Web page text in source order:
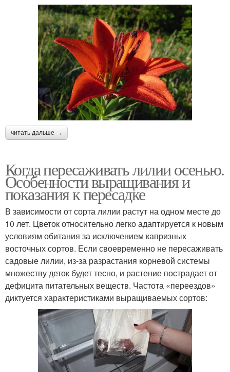
читать дальше →
Когда пересаживать лилии осенью.
Особенности выращивания и
показания к пересадке
В зависимости от сорта лилии растут на одном месте до
10 лет. Цветок относительно легко адаптируется к новым
условиям обитания за исключением капризных
восточных сортов. Если своевременно не пересаживать
садовые лилии, из-за разрастания корневой системы
множеству деток будет тесно, и растение пострадает от
дефицита питательных веществ. Частота «переездов»
диктуется характеристиками выращиваемых сортов: